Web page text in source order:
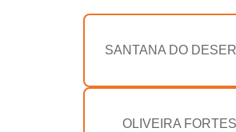
SANTANA DO
OLIVEIRA FORTES